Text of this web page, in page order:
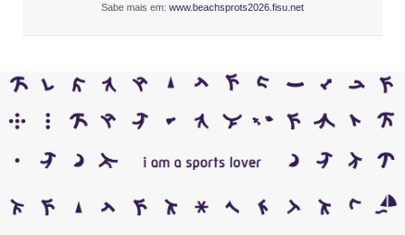
Sabe mais em: www.beachsprots2026.fisu.net